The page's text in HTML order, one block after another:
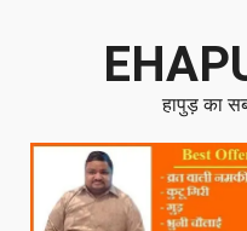
हापुड़ का